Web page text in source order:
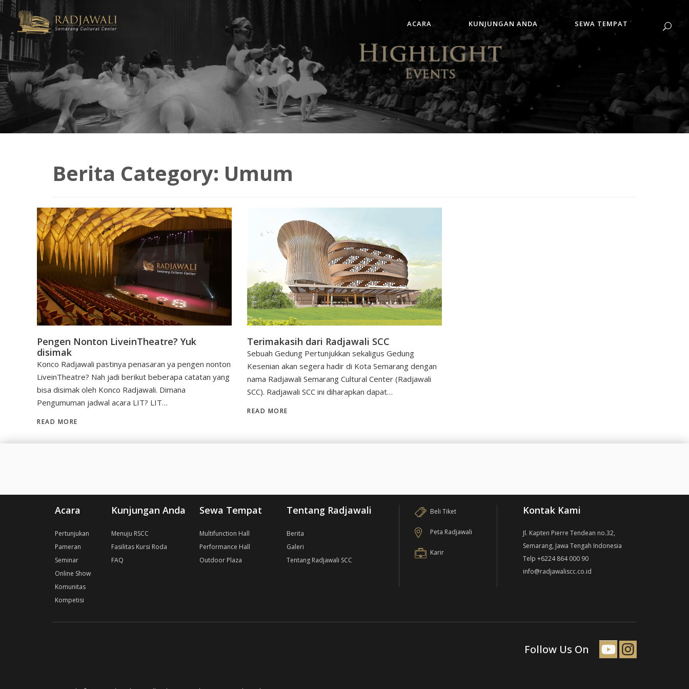
ACARA KUNJUNGAN ANDA SEWA TEMPAT
Berita Category: Umum
Pengen Nonton LiveinTheatre? Yuk
disimak
Konco Radjawali pastinya penasaran ya pengen nonton
LiveinTheatre? Nah jadi berikut beberapa catatan yang
bisa disimak oleh Konco Radjawali. Dimana
Pengumuman jadwal acara LIT? LIT…
READ MORE
Terimakasih dari Radjawali SCC
Sebuah Gedung Pertunjukkan sekaligus Gedung
Kesenian akan segera hadir di Kota Semarang dengan
nama Radjawali Semarang Cultural Center (Radjawali
SCC). Radjawali SCC ini diharapkan dapat…
READ MORE
Acara
Pertunjukan
Pameran
Seminar
Online Show
Komunitas
Kompetisi
Kunjungan Anda
Menuju RSCC
Fasilitas Kursi Roda
FAQ
Sewa Tempat
Multifunction Hall
Performance Hall
Outdoor Plaza
Tentang Radjawali
Berita
Galeri
Tentang Radjawali SCC
Beli Tiket
Peta Radjawali
Karir
Kontak Kami
Jl. Kapten Pierre Tendean no.32,
Semarang, Jawa Tengah Indonesia
Telp +6224 864 000 90
info@radjawaliscc.co.id
Follow Us On